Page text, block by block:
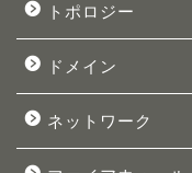
トポロジー
ドメイン
ネットワーク